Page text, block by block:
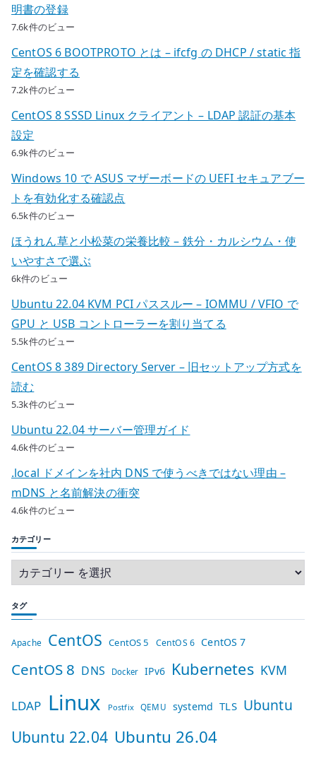
明書の登録
7.6k件のビュー
CentOS 6 BOOTPROTO とは – ifcfg の DHCP / static 指
定を確認する
7.2k件のビュー
CentOS 8 SSSD Linux クライアント – LDAP 認証の基本
設定
6.9k件のビュー
Windows 10 で ASUS マザーボードの UEFI セキュアブー
トを有効化する確認点
6.5k件のビュー
ほうれん草と小松菜の栄養比較 – 鉄分・カルシウム・使
いやすさで選ぶ
6k件のビュー
Ubuntu 22.04 KVM PCI パススルー – IOMMU / VFIO で
GPU と USB コントローラーを割り当てる
5.5k件のビュー
CentOS 8 389 Directory Server – 旧セットアップ方式を
読む
5.3k件のビュー
Ubuntu 22.04 サーバー管理ガイド
4.6k件のビュー
.local ドメインを社内 DNS で使うべきではない理由 –
mDNS と名前解決の衝突
4.6k件のビュー
カテゴリー
タグ
Apache CentOS CentOS 5 CentOS 6 CentOS 7
CentOS 8 DNS Docker IPv6 Kubernetes KVM
LDAP Linux Postfix QEMU systemd TLS Ubuntu
Ubuntu 22.04 Ubuntu 26.04